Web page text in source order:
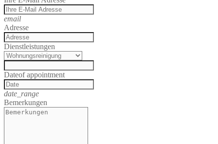
email
Adresse
Dienstleistungen
Dateof appointment
date_range
Bemerkungen